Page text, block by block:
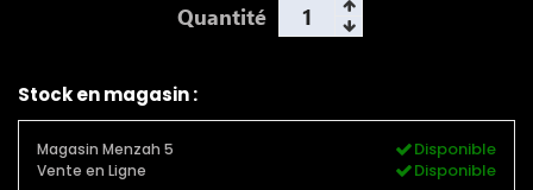
Quantité
Stock en magasin :
Magasin Menzah 5 Disponible
Vente en Ligne Disponible